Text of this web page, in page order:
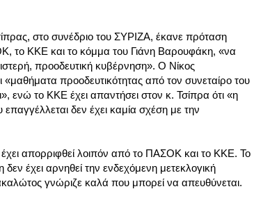
στο συνέδριο του ΣΥΡΙΖΑ, έκανε πρόταση
το ΚΚΕ και το κόμμα του Γιάνη Βαρουφάκη, «να
προοδευτική κυβέρνηση». Ο Νίκος
«μαθήματα προοδευτικότητας από τον συνεταίρο του
ενώ το ΚΚΕ έχει απαντήσει στον κ. Τσίπρα ότι «η
δεν έχει καμία σχέση με την
απορριφθεί λοιπόν από το ΠΑΣΟΚ και το ΚΚΕ. Το
έχει αρνηθεί την ενδεχόμενη μετεκλογική
γνώριζε καλά που μπορεί να απευθύνεται.